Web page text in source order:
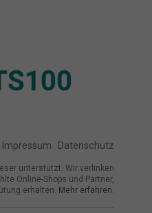
Impressum Datenschutz
unterstützt. Wir verlinken
Online-Shops und Partner,
erhalten. Mehr erfahren.